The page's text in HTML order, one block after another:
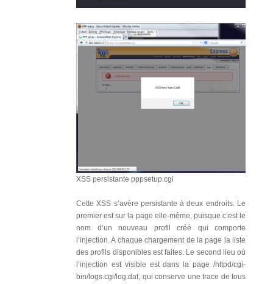
XSS persistante pppsetup.cgi
Cette XSS s’avère persistante à deux endroits. Le
premier est sur la page elle-même, puisque c’est le
nom d’un nouveau profil créé qui comporte
l’injection. A chaque chargement de la page la liste
des profils disponibles est faites. Le second lieu où
l’injection est visible est dans la page /httpd/cgi-
bin/logs.cgi/log.dat, qui conserve une trace de tous